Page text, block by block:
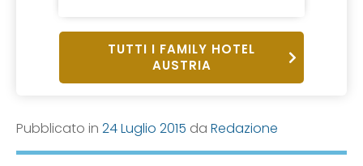
TUTTI I FAMILY HOTEL
AUSTRIA
Pubblicato in 24 Luglio 2015 da Redazione